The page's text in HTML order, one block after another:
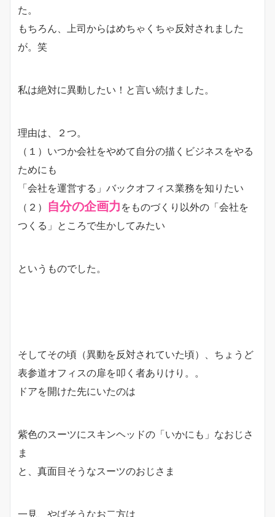
た。
もちろん、上司からはめちゃくちゃ反対されました
が。笑
私は絶対に異動したい！と言い続けました。
理由は、２つ。
（１）いつか会社をやめて自分の描くビジネスをやる
ためにも
「会社を運営する」バックオフィス業務を知りたい
（２） 自分の企画力 をものづくり以外の「会社を
つくる」ところで生かしてみたい
というものでした。
そしてその頃（異動を反対されていた頃）、ちょうど
表参道オフィスの扉を叩く者ありけり。。
ドアを開けた先にいたのは
紫色のスーツにスキンヘッドの「いかにも」なおじさ
ま
と、真面目そうなスーツのおじさま
一見、やばそうなお二方は